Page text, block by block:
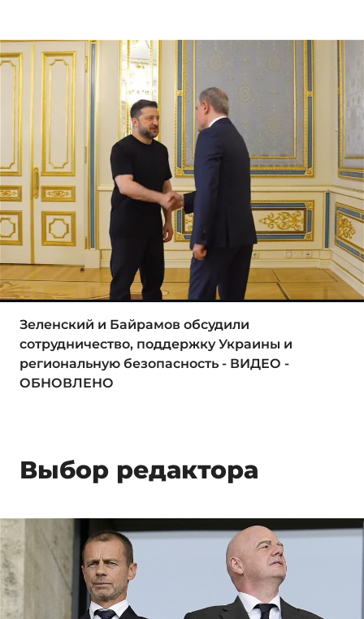
Зеленский и Байрамов обсудили
сотрудничество, поддержку Украины и
региональную безопасность - ВИДЕО -
ОБНОВЛЕНО
Выбор редактора